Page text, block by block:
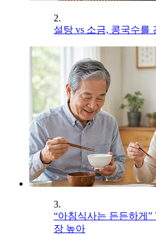
2.
설탕 vs 소금, 콩국수를
3.
“아침식사는 든든하게
장 높아